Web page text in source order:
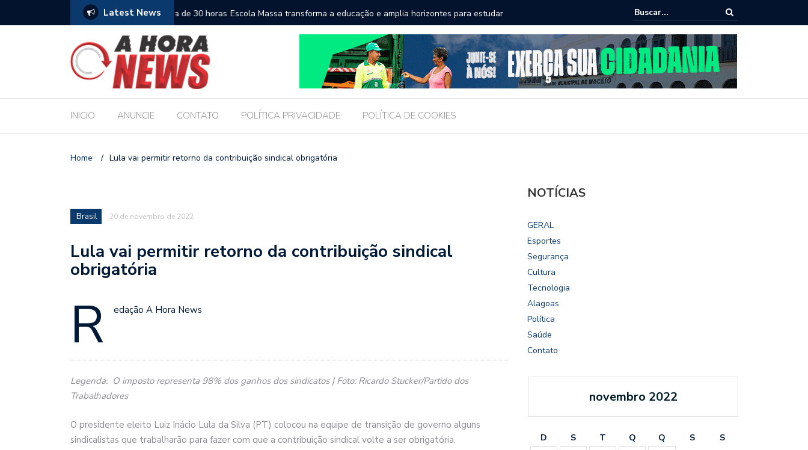
Latest News
escolares e sanciona jornada de 30 horas
Escola Massa transforma a educação e amplia horizontes para estudantes da rede
pública de Maceió
Chico Filho destaca potencial esportivo, turístico e econômico da Maratona
Internacional de Maceió
INICIO ANUNCIE CONTATO POLÍTICA PRIVACIDADE POLÍTICA DE COOKIES
Home / Lula vai permitir retorno da contribuição sindical obrigatória
Brasil 20 de novembro de 2022
Lula vai permitir retorno da contribuição sindical
obrigatória
R edação A Hora News
Legenda: O imposto representa 98% dos ganhos dos sindicatos | Foto: Ricardo Stucker/Partido dos
Trabalhadores
O presidente eleito Luiz Inácio Lula da Silva (PT) colocou na equipe de transição de governo alguns
sindicalistas que trabalharão para fazer com que a contribuição sindical volte a ser obrigatória.
NOTÍCIAS
GERAL
Esportes
Segurança
Cultura
Tecnologia
Alagoas
Política
Saúde
Contato
novembro 2022
D S T Q Q S
S